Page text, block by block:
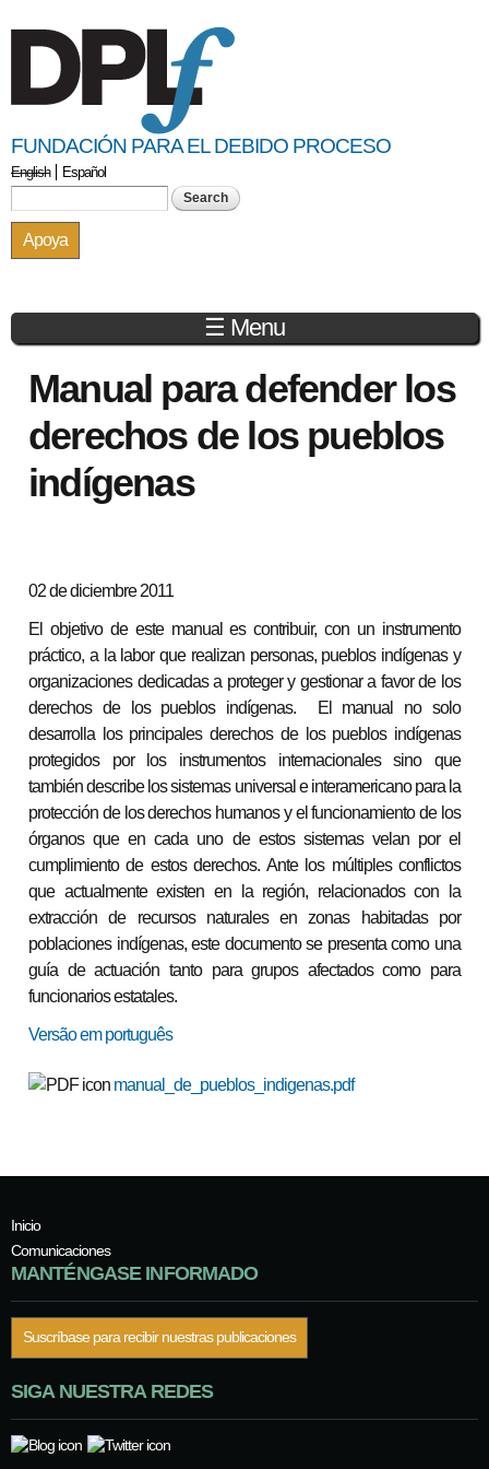
main
content
FUNDACIÓN PARA EL DEBIDO PROCESO
English Español
Search form
Apoya
☰ Menu
You are here
Manual para defender los
derechos de los pueblos
indígenas
02 de diciembre 2011
El objetivo de este manual es contribuir, con un instrumento
práctico, a la labor que realizan personas, pueblos indígenas y
organizaciones dedicadas a proteger y gestionar a favor de los
derechos de los pueblos indígenas. El manual no solo
desarrolla los principales derechos de los pueblos indígenas
protegidos por los instrumentos internacionales sino que
también describe los sistemas universal e interamericano para la
protección de los derechos humanos y el funcionamiento de los
órganos que en cada uno de estos sistemas velan por el
cumplimiento de estos derechos. Ante los múltiples conflictos
que actualmente existen en la región, relacionados con la
extracción de recursos naturales en zonas habitadas por
poblaciones indígenas, este documento se presenta como una
guía de actuación tanto para grupos afectados como para
funcionarios estatales.
Versão em português
manual_de_pueblos_indigenas.pdf
Inicio
Comunicaciones
MANTÉNGASE INFORMADO
Suscríbase para recibir nuestras publicaciones
SIGA NUESTRA REDES